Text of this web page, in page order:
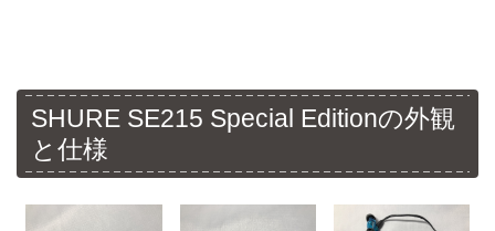
SHURE SE215 Special Editionの外観
と仕様